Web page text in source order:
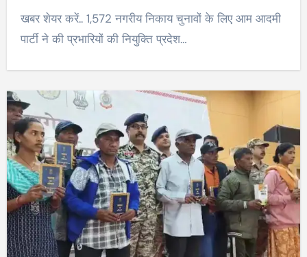
खबर शेयर करें.. 1,572 नगरीय निकाय चुनावों के लिए आम आदमी
पार्टी ने की प्रभारियों की नियुक्ति प्रदेश…